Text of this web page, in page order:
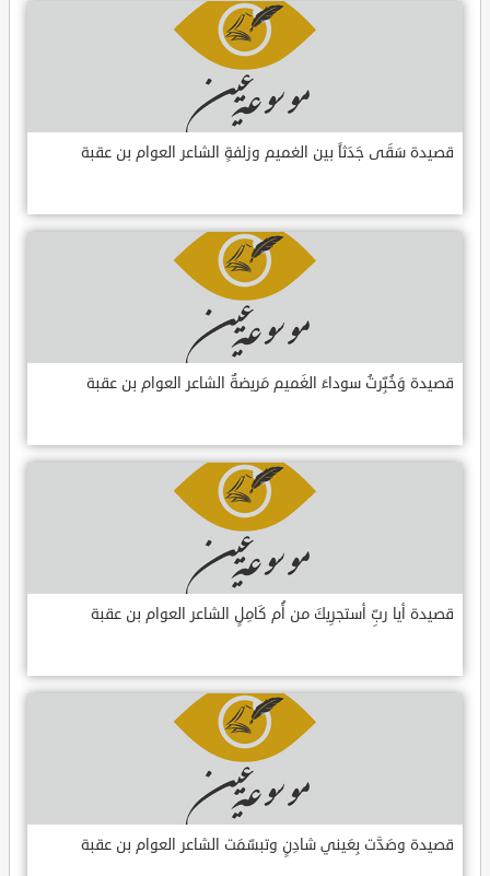
قصيدة سَقَى جَدَثاً بين الغميم وزلفةٍ الشاعر العوام بن عقبة
قصيدة وَخُبِّرتُ سوداءَ الغَميم مَريضةٌ الشاعر العوام بن عقبة
قصيدة أيا ربِّ أستجرِيكَ من أُم كَامِلٍ الشاعر العوام بن عقبة
قصيدة وصَدَّت بِعَيني شادِنٍ وتبسّمَت الشاعر العوام بن عقبة